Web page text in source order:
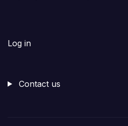
Log in
Contact us